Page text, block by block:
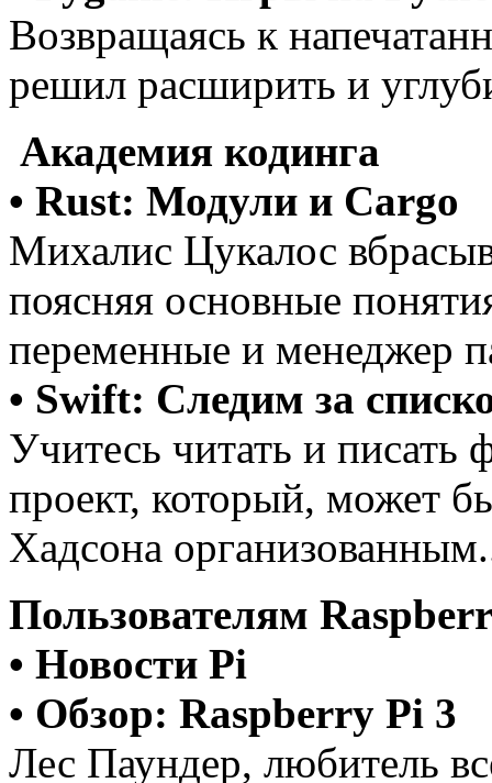
Возвращаясь к
решил расширить и
Академия кодинга
• Rust: Модули и Cargo
Михалис Цукалос
поясняя основные
переменные и менеджер
• Swift: Следим за
Учитесь читать и писать
проект, который, может
Хадсона
Пользователям
• Новости Pi
• Обзор: Raspberry Pi 3
Лес Паундер, любитель